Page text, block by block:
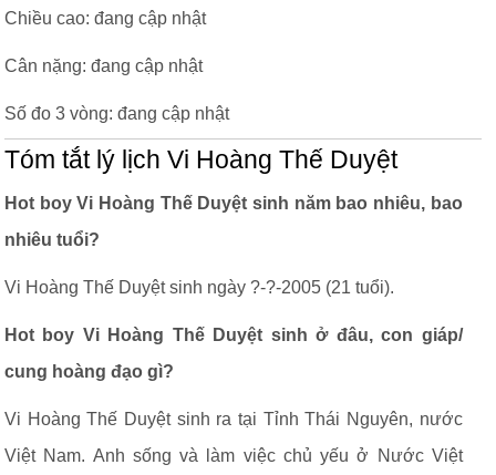
Chiều cao: đang cập nhật
Cân nặng: đang cập nhật
Số đo 3 vòng: đang cập nhật
Tóm tắt lý lịch Vi Hoàng Thế Duyệt
Hot boy Vi Hoàng Thế Duyệt sinh năm bao nhiêu, bao
nhiêu tuổi?
Vi Hoàng Thế Duyệt sinh ngày ?-?-2005 (21 tuổi).
Hot boy Vi Hoàng Thế Duyệt sinh ở đâu, con giáp/
cung hoàng đạo gì?
Vi Hoàng Thế Duyệt sinh ra tại Tỉnh Thái Nguyên, nước
Việt Nam. Anh sống và làm việc chủ yếu ở Nước Việt